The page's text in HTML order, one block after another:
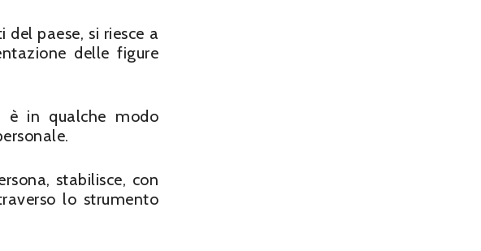
paese, si riesce a
delle figure
è in qualche modo
stabilisce, con
lo strumento